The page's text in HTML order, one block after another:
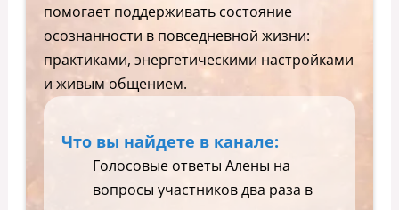
помогает поддерживать состояние
осознанности в повседневной жизни:
практиками, энергетическими настройками
и живым общением.
Что вы найдете в канале:
Голосовые ответы Алены на
вопросы участников два раза в